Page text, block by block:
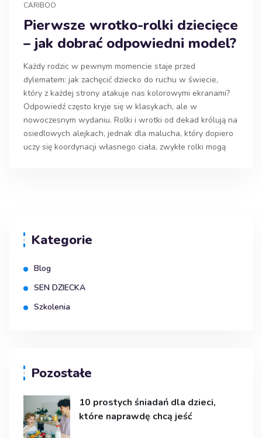
CARIBOO
Pierwsze wrotko-rolki dziecięce
– jak dobrać odpowiedni model?
Każdy rodzic w pewnym momencie staje przed
dylematem: jak zachęcić dziecko do ruchu w świecie,
który z każdej strony atakuje nas kolorowymi ekranami?
Odpowiedź często kryje się w klasykach, ale w
nowoczesnym wydaniu. Rolki i wrotki od dekad królują na
osiedlowych alejkach, jednak dla malucha, który dopiero
uczy się koordynacji własnego ciała, zwykłe rolki mogą
Kategorie
Blog
SEN DZIECKA
Szkolenia
Pozostałe
10 prostych śniadań dla dzieci,
które naprawdę chcą jeść